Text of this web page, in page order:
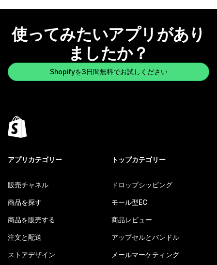
使ってみたいアプリがあり
ましたか？
Shopifyを3日間無料でお試しください
アプリカテゴリー
販売チャネル
商品を探す
商品を販売する
注文と配送
ストアデザイン
トップカテゴリー
ドロップシッピング
モール型EC
商品レビュー
アップセルとバンドル
メールマーケティング